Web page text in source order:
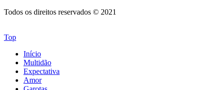
Todos os direitos reservados © 2021
Top
Início
Multidão
Expectativa
Amor